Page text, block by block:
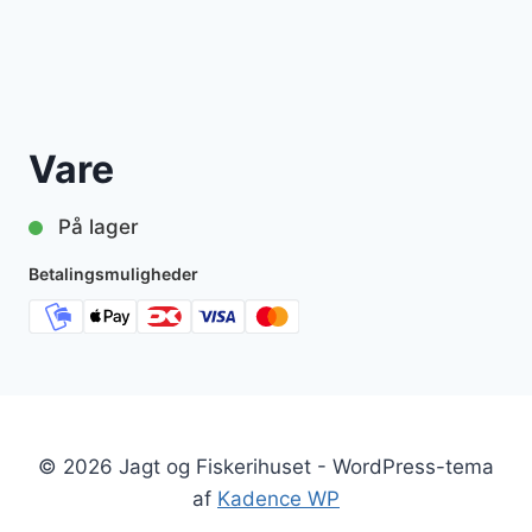
Vare
På lager
Betalingsmuligheder
© 2026 Jagt og Fiskerihuset - WordPress-tema
af Kadence WP